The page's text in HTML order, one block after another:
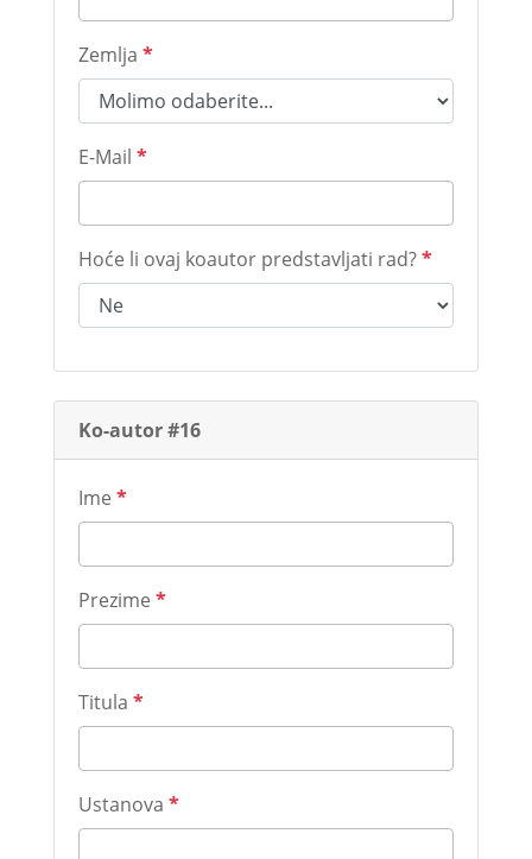
Zemlja *
E-Mail *
Hoće li ovaj koautor predstavljati rad?*
Ko-autor #16
Ime *
Prezime *
Titula *
Ustanova *